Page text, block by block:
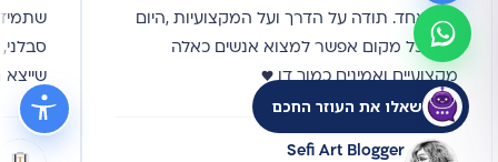
לכל אחד. תודה על הדרך ועל המקצועיות ,היום
לא בכל מקום אפשר למצוא אנשים כאלה
מקצועיים ואמינים כמוך דן ♥
Sefi Art Blogger
שתמיד
שאלו את העוזר החכם